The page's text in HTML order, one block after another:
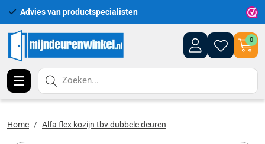
Advies van productspecialisten
0
Zoeken...
Home Alfa flex kozijn tbv dubbele deuren